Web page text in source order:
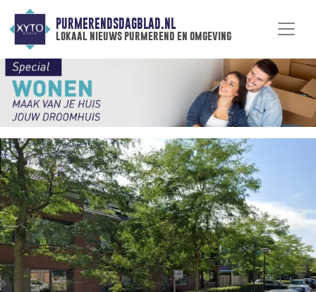
PURMERENDSDAGBLAD.NL
lokaal nieuws purmerend en omgeving